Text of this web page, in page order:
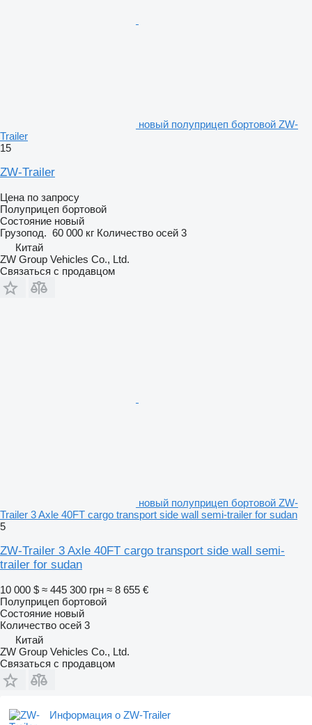
новый полуприцеп бортовой ZW-
Trailer
15
ZW-Trailer
Цена по запросу
Полуприцеп бортовой
Состояние новый
Грузопод. 60 000 кг Количество осей 3
Китай
ZW Group Vehicles Co., Ltd.
Связаться с продавцом
новый полуприцеп бортовой ZW-
Trailer 3 Axle 40FT cargo transport side wall semi-trailer for sudan
5
ZW-Trailer 3 Axle 40FT cargo transport side wall semi-
trailer for sudan
10 000 $ ≈ 445 300 грн ≈ 8 655 €
Полуприцеп бортовой
Состояние новый
Количество осей 3
Китай
ZW Group Vehicles Co., Ltd.
Связаться с продавцом
Информация о ZW-Trailer